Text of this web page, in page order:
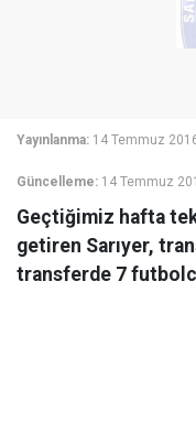
Yayınlanma: 14 Temmuz
Güncelleme: 14 Temmuz
Geçtiğimiz hafta
getiren Sarıyer,
transferde 7